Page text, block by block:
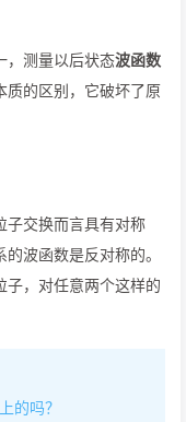
，测量以后状态波函数
质的区别，它破坏了原
子交换而言具有对称
波函数是反对称的。
子，对任意两个这样的
的吗？